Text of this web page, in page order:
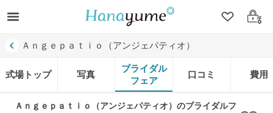
クリップ
ログ
Ａｎｇｅｐａｔｉｏ（アンジェパティオ）
式場トップ 写真
ブライダル
フェア
口コミ 費用
Ａｎｇｅｐａｔｉｏ（アンジェパティオ）のブライダルフ